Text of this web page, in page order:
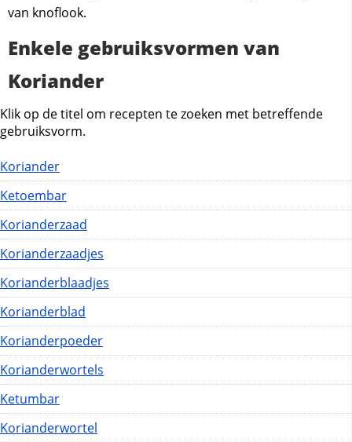
van knoflook.
Enkele gebruiksvormen van
Koriander
Klik op de titel om recepten te zoeken met betreffende
gebruiksvorm.
Koriander
Ketoembar
Korianderzaad
Korianderzaadjes
Korianderblaadjes
Korianderblad
Korianderpoeder
Korianderwortels
Ketumbar
Korianderwortel